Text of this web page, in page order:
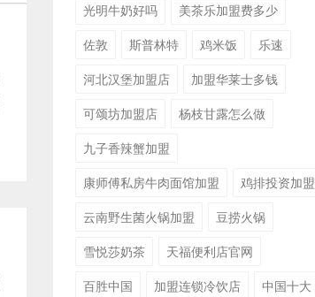
光明牛奶好吗
美茶乐加盟费多少
佐敦
斯普林特 鸡米饭
乐速
河北汉堡加盟店
加盟华莱士多钱
可颂坊加盟店
杨枝甘露怎么做
九子香辣蟹加盟
康师傅私房牛肉面馆加盟
鸡排投资加盟
云南野生菌火锅加盟
豆捞火锅
雪悦莎奶茶
天福便利店官网
百胜中国
加盟连锁冷饮店
中国十大